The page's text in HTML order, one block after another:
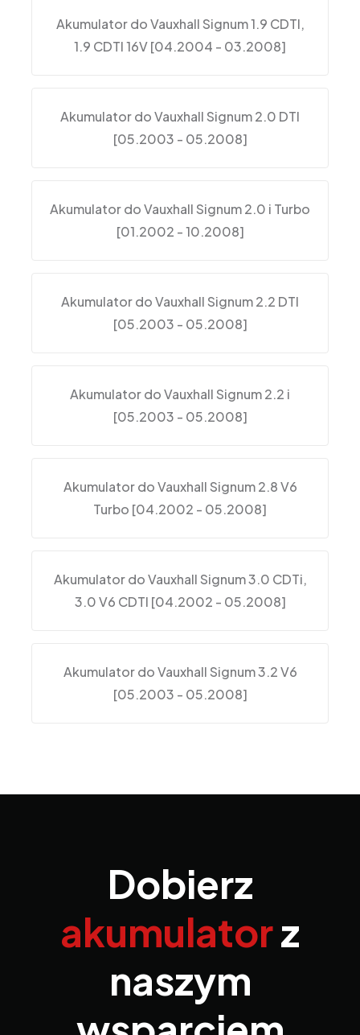
Akumulator do Vauxhall Signum 1.9 CDTI,
1.9 CDTI 16V [04.2004 - 03.2008]
Akumulator do Vauxhall Signum 2.0 DTI
[05.2003 - 05.2008]
Akumulator do Vauxhall Signum 2.0 i Turbo
[01.2002 - 10.2008]
Akumulator do Vauxhall Signum 2.2 DTI
[05.2003 - 05.2008]
Akumulator do Vauxhall Signum 2.2 i
[05.2003 - 05.2008]
Akumulator do Vauxhall Signum 2.8 V6
Turbo [04.2002 - 05.2008]
Akumulator do Vauxhall Signum 3.0 CDTi,
3.0 V6 CDTI [04.2002 - 05.2008]
Akumulator do Vauxhall Signum 3.2 V6
[05.2003 - 05.2008]
Dobierz
akumulatorz
naszym